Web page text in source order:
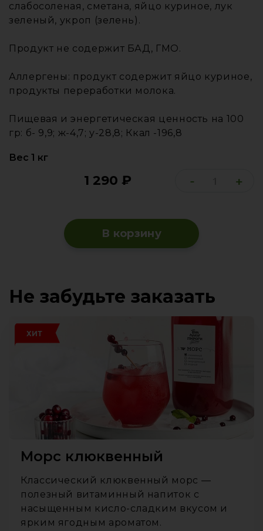
слабосоленая, сметана, яйцо куриное, лук
зеленый, укроп (зелень).
Продукт не содержит БАД, ГМО.
Аллергены: продукт содержит яйцо куриное,
продукты переработки молока.
Пищевая и энергетическая ценность на 100
гр: б- 9,9; ж-4,7; у-28,8; Ккал -196,8
Вес 1 кг
1 290 ₽ - +
В корзину
Не забудьте заказать
ХИТ
Морс клюквенный
Классический клюквенный морс —
полезный витаминный напиток с
насыщенным кисло-сладким вкусом и
ярким ягодным ароматом.